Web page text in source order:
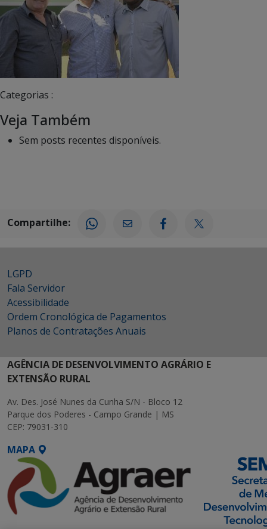
Categorias :
Veja Também
Sem posts recentes disponíveis.
Compartilhe:
LGPD
Fala Servidor
Acessibilidade
Ordem Cronológica de Pagamentos
Planos de Contratações Anuais
AGÊNCIA DE DESENVOLVIMENTO AGRÁRIO E
EXTENSÃO RURAL
Av. Des. José Nunes da Cunha S/N - Bloco 12
Parque dos Poderes - Campo Grande | MS
CEP: 79031-310
MAPA